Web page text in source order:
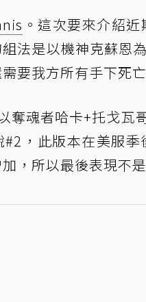
。這次要來介紹
法是以機神克蘇恩
要我方所有手下死
奪魂者哈卡+托戈瓦
，此版本在美服
，所以最後表現不